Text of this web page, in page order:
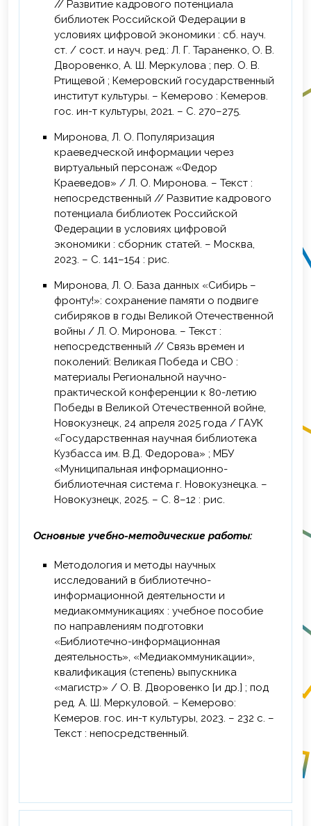
// Развитие кадрового потенциала
библиотек Российской Федерации в
условиях цифровой экономики : сб. науч.
ст. / сост. и науч. ред.: Л. Г. Тараненко, О. В.
Дворовенко, А. Ш. Меркулова ; пер. О. В.
Ртищевой ; Кемеровский государственный
институт культуры. – Кемерово : Кемеров.
гос. ин-т культуры, 2021. – С. 270–275.
Миронова, Л. О. Популяризация
краеведческой информации через
виртуальный персонаж «Федор
Краеведов» / Л. О. Миронова. – Текст :
непосредственный // Развитие кадрового
потенциала библиотек Российской
Федерации в условиях цифровой
экономики : сборник статей. – Москва,
2023. – С. 141–154 : рис.
Миронова, Л. О. База данных «Сибирь –
фронту!»: сохранение памяти о подвиге
сибиряков в годы Великой Отечественной
войны / Л. О. Миронова. – Текст :
непосредственный // Связь времен и
поколений: Великая Победа и СВО :
материалы Региональной научно-
практической конференции к 80-летию
Победы в Великой Отечественной войне,
Новокузнецк, 24 апреля 2025 года / ГАУК
«Государственная научная библиотека
Кузбасса им. В.Д. Федорова» ; МБУ
«Муниципальная информационно-
библиотечная система г. Новокузнецка. –
Новокузнецк, 2025. – С. 8–12 : рис.
Основные учебно-методические работы:
Методология и методы научных
исследований в библиотечно-
информационной деятельности и
медиакоммуникациях : учебное пособие
по направлениям подготовки
«Библиотечно-информационная
деятельность», «Медиакоммуникации»,
квалификация (степень) выпускника
«магистр» / О. В. Дворовенко [и др.] ; под
ред. А. Ш. Меркуловой. – Кемерово:
Кемеров. гос. ин-т культуры, 2023. – 232 с. –
Текст : непосредственный.